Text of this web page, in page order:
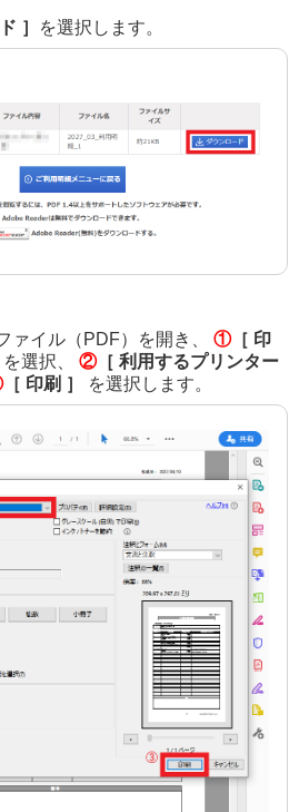
］ を選択します。
ァイル（PDF）を開き、 ①［ 印
を選択、 ②［ 利用するプリンター
［ 印刷 ］ を選択します。